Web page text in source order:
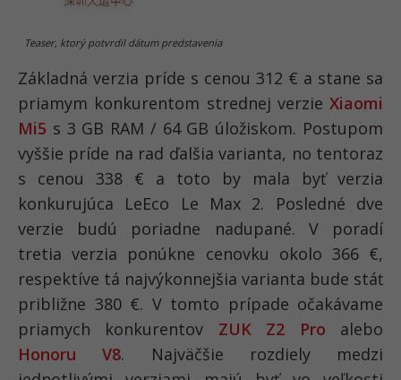
Teaser, ktorý potvrdil dátum predstavenia
Základná verzia príde s cenou 312 € a stane sa
priamym konkurentom strednej verzie Xiaomi
Mi5 s 3 GB RAM / 64 GB úložiskom. Postupom
vyššie príde na rad ďalšia varianta, no tentoraz
s cenou 338 € a toto by mala byť verzia
konkurujúca LeEco Le Max 2. Posledné dve
verzie budú poriadne nadupané. V poradí
tretia verzia ponúkne cenovku okolo 366 €,
respektíve tá najvýkonnejšia varianta bude stáť
približne 380 €. V tomto prípade očakávame
priamych konkurentov ZUK Z2 Pro alebo
Honoru V8. Najväčšie rozdiely medzi